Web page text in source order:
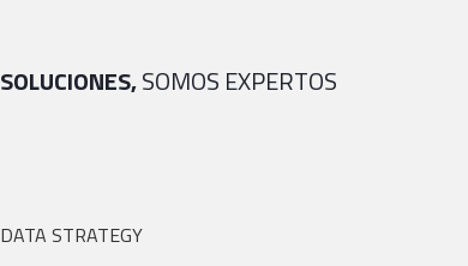
SOLUCIONES,SOMOS EXPERTOS
DATA STRATEGY